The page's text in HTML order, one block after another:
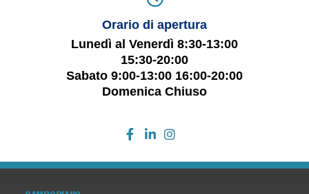
Orario di apertura
Lunedì al Venerdì 8:30-13:00
15:30-20:00
Sabato 9:00-13:00 16:00-20:00
Domenica Chiuso